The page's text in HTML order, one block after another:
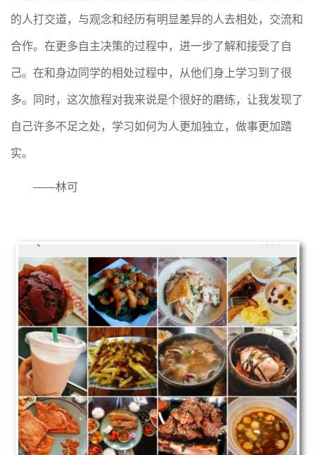
的人打交道，与观念和经历有明显差异的人去相处，交流和
合作。在更多自主决策的过程中，进一步了解和接受了自
己。在和身边同学的相处过程中，从他们身上学习到了很
多。同时，这次旅程对我来说是个很好的磨练，让我发现了
自己许多不足之处，学习如何为人更加独立，做事更加踏
实。
——林可